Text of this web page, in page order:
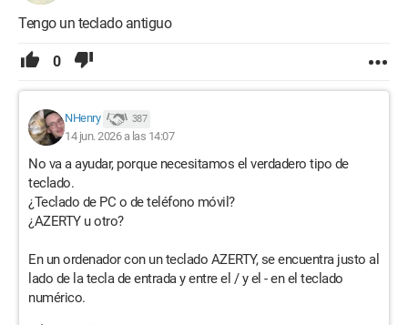
Tengo un teclado antiguo
0
NHenry 387
14 jun. 2026 a las 14:07
No va a ayudar, porque necesitamos el verdadero tipo de
teclado.
¿Teclado de PC o de teléfono móvil?
¿AZERTY u otro?
En un ordenador con un teclado AZERTY, se encuentra justo al
lado de la tecla de entrada y entre el / y el - en el teclado
numérico.